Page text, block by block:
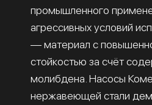
промышленного
агрессивных условий
— материал с
стойкостью за счёт
молибдена. Насосы
нержавеющей стали